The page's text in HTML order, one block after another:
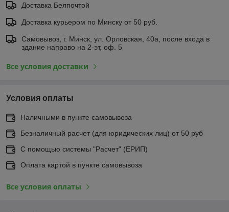
Доставка Белпочтой
Доставка курьером по Минску от 50 руб.
Самовывоз, г. Минск, ул. Орловская, 40а, после входа в
здание направо на 2-эт, оф. 5
Все условия доставки
Условия оплаты
Наличными в пункте самовывоза
Безналичный расчет (для юридических лиц) от 50 руб
С помощью системы "Расчет" (ЕРИП)
Оплата картой в пункте самовывоза
Все условия оплаты